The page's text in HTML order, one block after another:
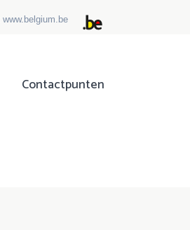
www.belgium.be
Contactpunten